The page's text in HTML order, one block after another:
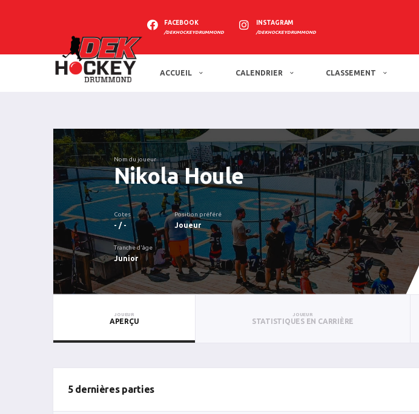
FACEBOOK
/DEKHOCKEYDRUMMOND
INSTAGRAM
/DEKHOCKEYDRUMMOND
ACCUEIL CALENDRIER CLASSEMENT
Nom du joueur
Nikola Houle
Cotes
- / -
Position préféré
Joueur
Tranche d'âge
Junior
JOUEUR
APERÇU
JOUEUR
STATISTIQUES EN CARRIÈRE
5 dernières parties